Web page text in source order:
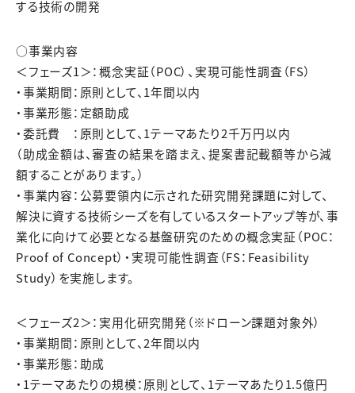
する技術の開発
○事業内容
＜フェーズ1＞：概念実証（POC）、実現可能性調査（FS）
・事業期間：原則として、1年間以内
・事業形態：定額助成
・委託費 ：原則として、1テーマあたり2千万円以内
（助成金額は、審査の結果を踏まえ、提案書記載額等から減
額することがあります。）
・事業内容：公募要領内に示された研究開発課題に対して、
解決に資する技術シーズを有しているスタートアップ等が、事
業化に向けて必要となる基盤研究のための概念実証（POC：
Proof of Concept）・実現可能性調査（FS：Feasibility
Study）を実施します。
＜フェーズ2＞：実用化研究開発（※ドローン課題対象外）
・事業期間：原則として、2年間以内
・事業形態：助成
・1テーマあたりの規模：原則として、1テーマあたり1.5億円